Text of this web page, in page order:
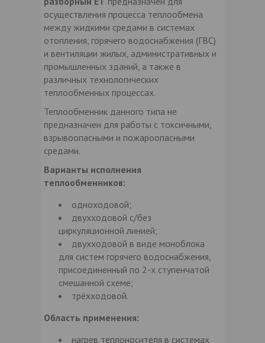
осуществления процесса теплообмена
между жидкими средами в системах
отопления, горячего водоснабжения (ГВС)
и вентиляции жилых, административных и
промышленных зданий, а также в
различных технологических
теплообменных процессах.
Теплообменник данного типа не
предназначен для работы с токсичными,
взрывоопасными и пожароопасными
средами.
Варианты исполнения
теплообменников:
одноходовой;
двухходовой с/без
циркуляционной линией;
двухходовой в виде моноблока
для систем горячего водоснабжения,
присоединенный по 2-х ступенчатой
смешанной схеме;
трёхходовой.
Область применения:
нагрев теплоносителя в системах